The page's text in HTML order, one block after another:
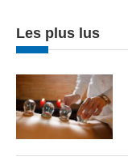
Les plus lus